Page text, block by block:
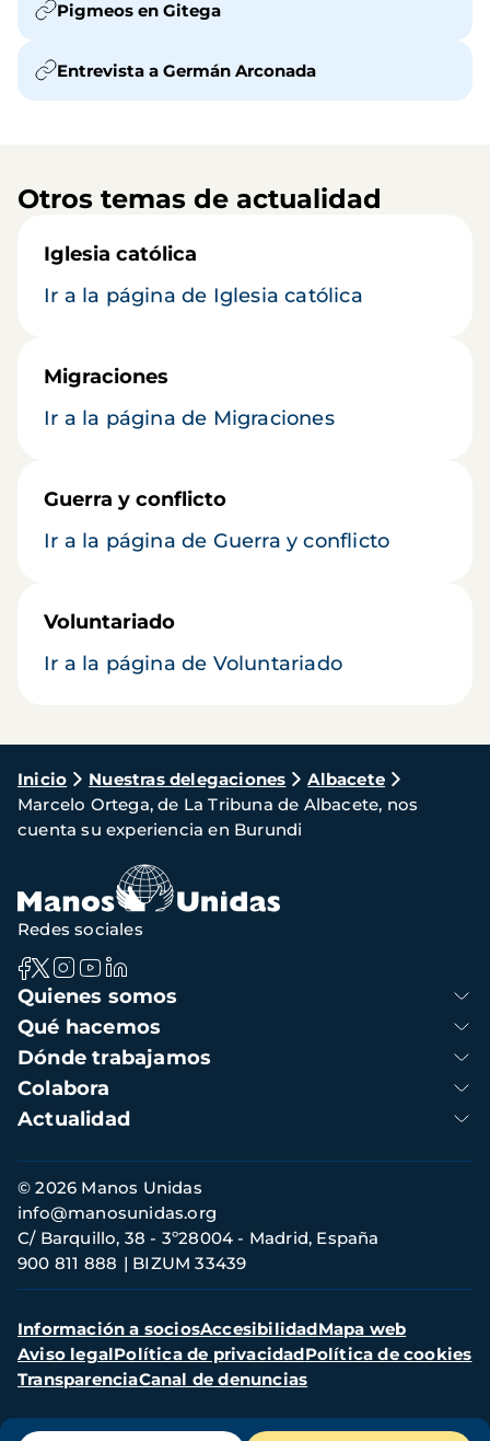
Pigmeos en Gitega
Entrevista a Germán Arconada
Otros temas de actualidad
Iglesia católica
Ir a la página de Iglesia católica
Migraciones
Ir a la página de Migraciones
Guerra y conflicto
Ir a la página de Guerra y conflicto
Voluntariado
Ir a la página de Voluntariado
Ruta
de
navegación
Inicio Nuestras delegaciones
Albacete
Marcelo Ortega, de La Tribuna de Albacete, nos
cuenta su experiencia en Burundi
Navegación
principal
Quienes somos
Qué hacemos
Dónde trabajamos
Colabora
Actualidad
Redes sociales
Información
de
contacto
© 2026 Manos Unidas
C/ Barquillo, 38 - 3º28004 - Madrid, España
900 811 888
BIZUM 33439
info@manosunidas.org
Menú
secundario
Información a sociosAccesibilidadMapa web
Aviso legalPolítica de privacidadPolítica de cookies
TransparenciaCanal de denuncias